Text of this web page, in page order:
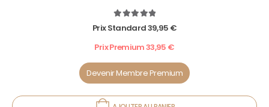
5.00 out of 5
Prix Standard39,95 €
Prix Premium33,95 €
Devenir Membre Premium